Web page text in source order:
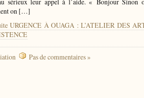
on […]
URGENCE À OUAGA : L’ATELIER DES
Pas de commentaires »